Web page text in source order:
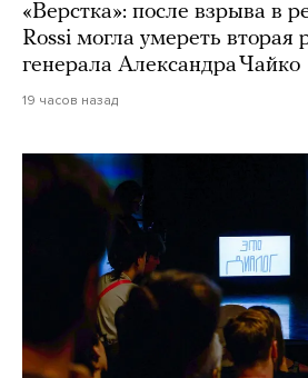
«Верстка»: после взрыва в
Rossi могла умереть вторая
генерала Александра Чайко
19 часов назад